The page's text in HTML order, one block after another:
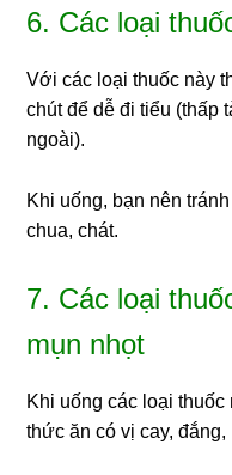
6. Các loại
Với các loại thuốc này
chút để dễ đi tiểu (thấp
ngoài).
Khi uống, bạn nên
chua, chát.
7. Các loại
mụn nhọt
Khi uống các loại
thức ăn có vị cay, đắng,